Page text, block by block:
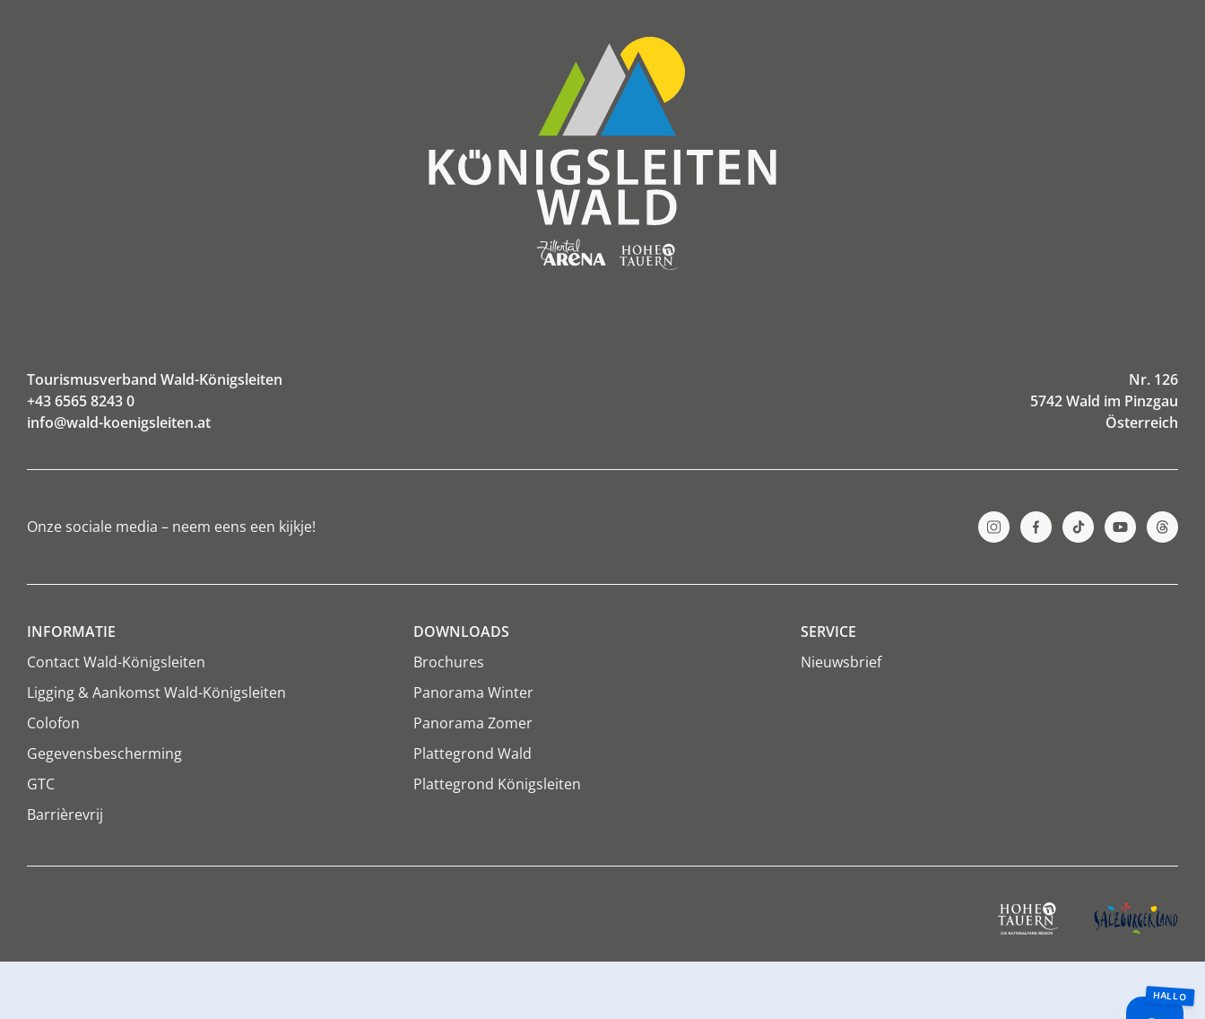
Tourismusverband Wald-Königsleiten
+43 6565 8243 0
info@wald-koenigsleiten.at
Nr. 126
5742 Wald im Pinzgau
Österreich
Onze sociale media – neem eens een kijkje!
INFORMATIE
Contact Wald-Königsleiten
Ligging & Aankomst Wald-Königsleiten
Colofon
Gegevensbescherming
GTC
Barrièrevrij
DOWNLOADS
Brochures
Panorama Winter
Panorama Zomer
Plattegrond Wald
Plattegrond Königsleiten
SERVICE
Nieuwsbrief